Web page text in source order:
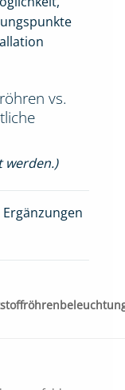
vs.
werden.)